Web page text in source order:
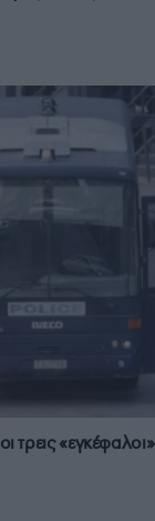
τρεις